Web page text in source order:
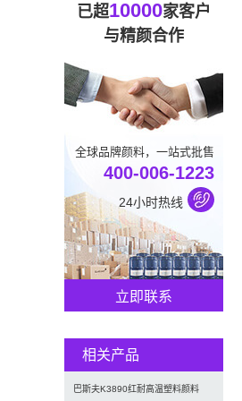
已超10000家客户
与精颜合作
全球品牌颜料，一站式批售
400-006-1223
24小时热线
立即联系
相关产品
巴斯夫K3890红耐高温塑料颜料